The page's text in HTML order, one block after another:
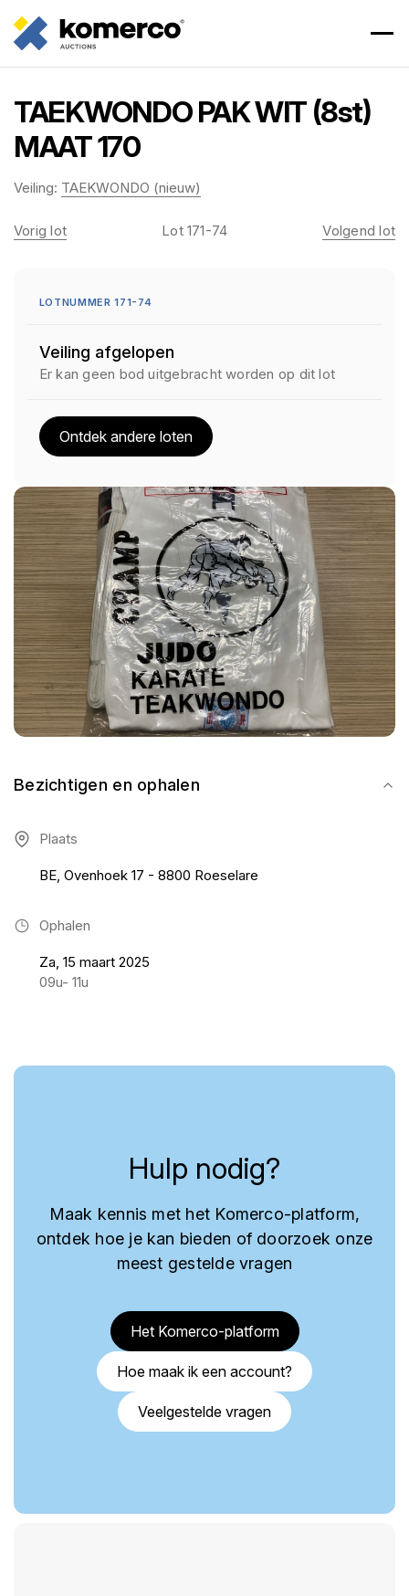
TAEKWONDO PAK WIT (8st)
MAAT 170
Veiling: TAEKWONDO (nieuw)
Bezichtigen en ophalen
Plaats
BE, Ovenhoek 17 - 8800 Roeselare
Ophalen
Za, 15 maart 2025
09u- 11u
Vorig lot Lot 171-74 Volgend lot
LOTNUMMER 171-74
Veiling afgelopen
Er kan geen bod uitgebracht worden op dit lot
Ontdek andere loten
Hulp nodig?
Maak kennis met het Komerco-platform,
ontdek hoe je kan bieden of doorzoek onze
meest gestelde vragen
Het Komerco-platform
Hoe maak ik een account?
Veelgestelde vragen